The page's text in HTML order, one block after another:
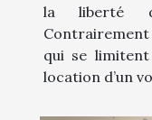
la liberté
qui se
location d’un